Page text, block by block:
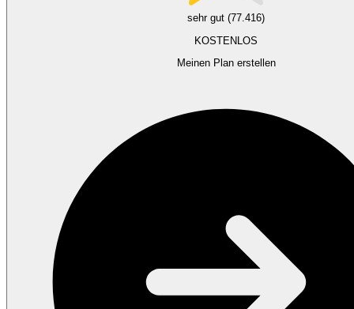
sehr gut (77.416)
KOSTENLOS
Meinen Plan erstellen